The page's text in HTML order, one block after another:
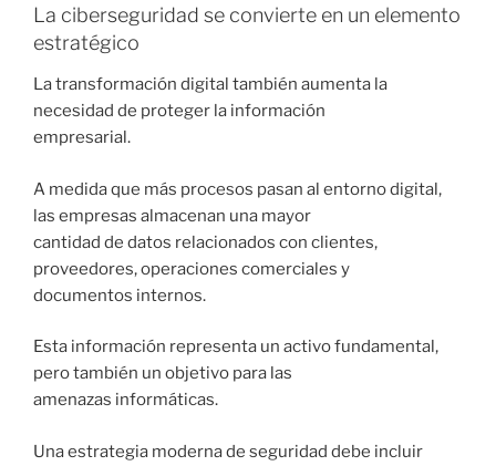
La ciberseguridad se convierte en un elemento
estratégico
La transformación digital también aumenta la
necesidad de proteger la información
empresarial.
A medida que más procesos pasan al entorno digital,
las empresas almacenan una mayor
cantidad de datos relacionados con clientes,
proveedores, operaciones comerciales y
documentos internos.
Esta información representa un activo fundamental,
pero también un objetivo para las
amenazas informáticas.
Una estrategia moderna de seguridad debe incluir